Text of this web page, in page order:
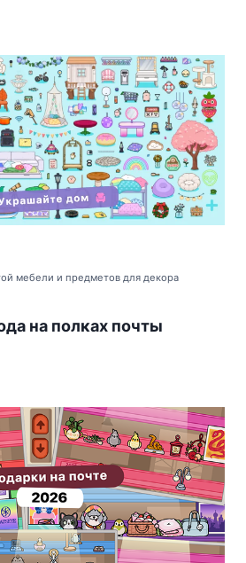
мебели и предметов для декора
на полках почты